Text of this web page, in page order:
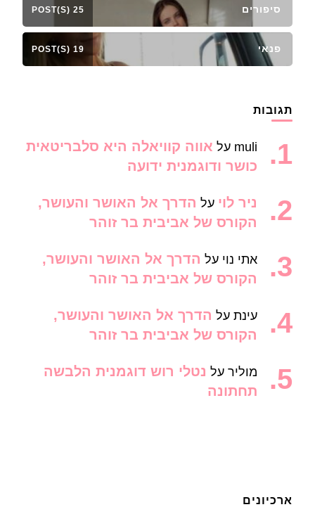
סיפורים 25 POST(S)
פנאי 19 POST(S)
תגובות
muli על אווה קוויאלה היא סלבריטאית
כושר ודוגמנית ידועה
ניר לוי על הדרך אל האושר והעושר,
הקורס של אביבית בר זוהר
אתי נוי על הדרך אל האושר והעושר,
הקורס של אביבית בר זוהר
עינת על הדרך אל האושר והעושר,
הקורס של אביבית בר זוהר
מוליר על נטלי רוש דוגמנית הלבשה
תחתונה
ארכיונים